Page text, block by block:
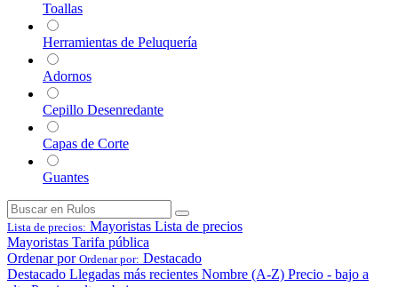
Toallas
Herramientas de Peluquería
Adornos
Cepillo Desenredante
Capas de Corte
Guantes
Lista de precios: Mayoristas Lista de precios
Mayoristas Tarifa pública
Ordenar por Ordenar por: Destacado
Destacado Llegadas más recientes Nombre (A-Z) Precio - bajo a